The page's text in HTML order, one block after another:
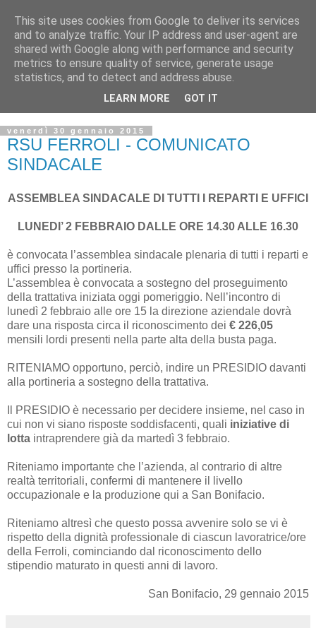
venerdì 30 gennaio 2015
RSU FERROLI - COMUNICATO
SINDACALE
ASSEMBLEA SINDACALE DI TUTTI I REPARTI E UFFICI
LUNEDI’ 2 FEBBRAIO DALLE ORE 14.30 ALLE 16.30
è convocata l’assemblea sindacale plenaria di tutti i reparti e
uffici presso la portineria.
L’assemblea è convocata a sostegno del proseguimento
della trattativa iniziata oggi pomeriggio. Nell’incontro di
lunedì 2 febbraio alle ore 15 la direzione aziendale dovrà
dare una risposta circa il riconoscimento dei € 226,05
mensili lordi presenti nella parte alta della busta paga.
RITENIAMO opportuno, perciò, indire un PRESIDIO davanti
alla portineria a sostegno della trattativa.
Il PRESIDIO è necessario per decidere insieme, nel caso in
cui non vi siano risposte soddisfacenti, quali iniziative di
lotta intraprendere già da martedì 3 febbraio.
Riteniamo importante che l’azienda, al contrario di altre
realtà territoriali, confermi di mantenere il livello
occupazionale e la produzione qui a San Bonifacio.
Riteniamo altresì che questo possa avvenire solo se vi è
rispetto della dignità professionale di ciascun lavoratrice/ore
della Ferroli, cominciando dal riconoscimento dello
stipendio maturato in questi anni di lavoro.
San Bonifacio, 29 gennaio 2015
This site uses cookies from Google to deliver its services
and to analyze traffic. Your IP address and user-agent are
shared with Google along with performance and security
metrics to ensure quality of service, generate usage
statistics, and to detect and address abuse.
LEARN MORE GOT IT